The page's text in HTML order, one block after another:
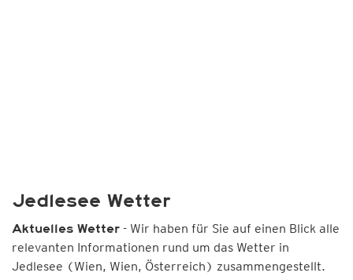
Jedlesee Wetter
Aktuelles Wetter - Wir haben für Sie auf einen Blick alle
relevanten Informationen rund um das Wetter in
Jedlesee (Wien, Wien, Österreich) zusammengestellt.